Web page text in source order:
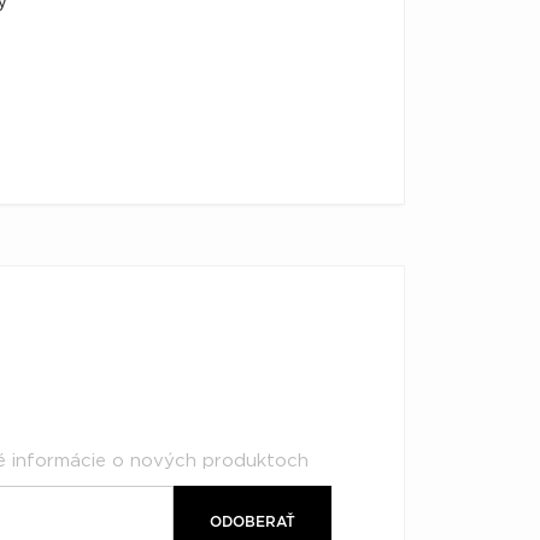
informácie o nových produktoch
ODOBERAŤ